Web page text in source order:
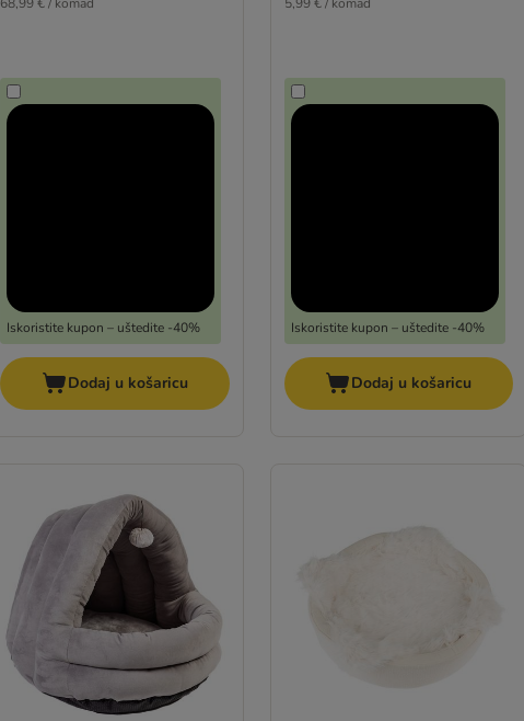
Iskoristite kupon – uštedite -40%
Dodaj u košaricu
Iskoristite kupon – uštedite -40%
Dodaj u košaricu